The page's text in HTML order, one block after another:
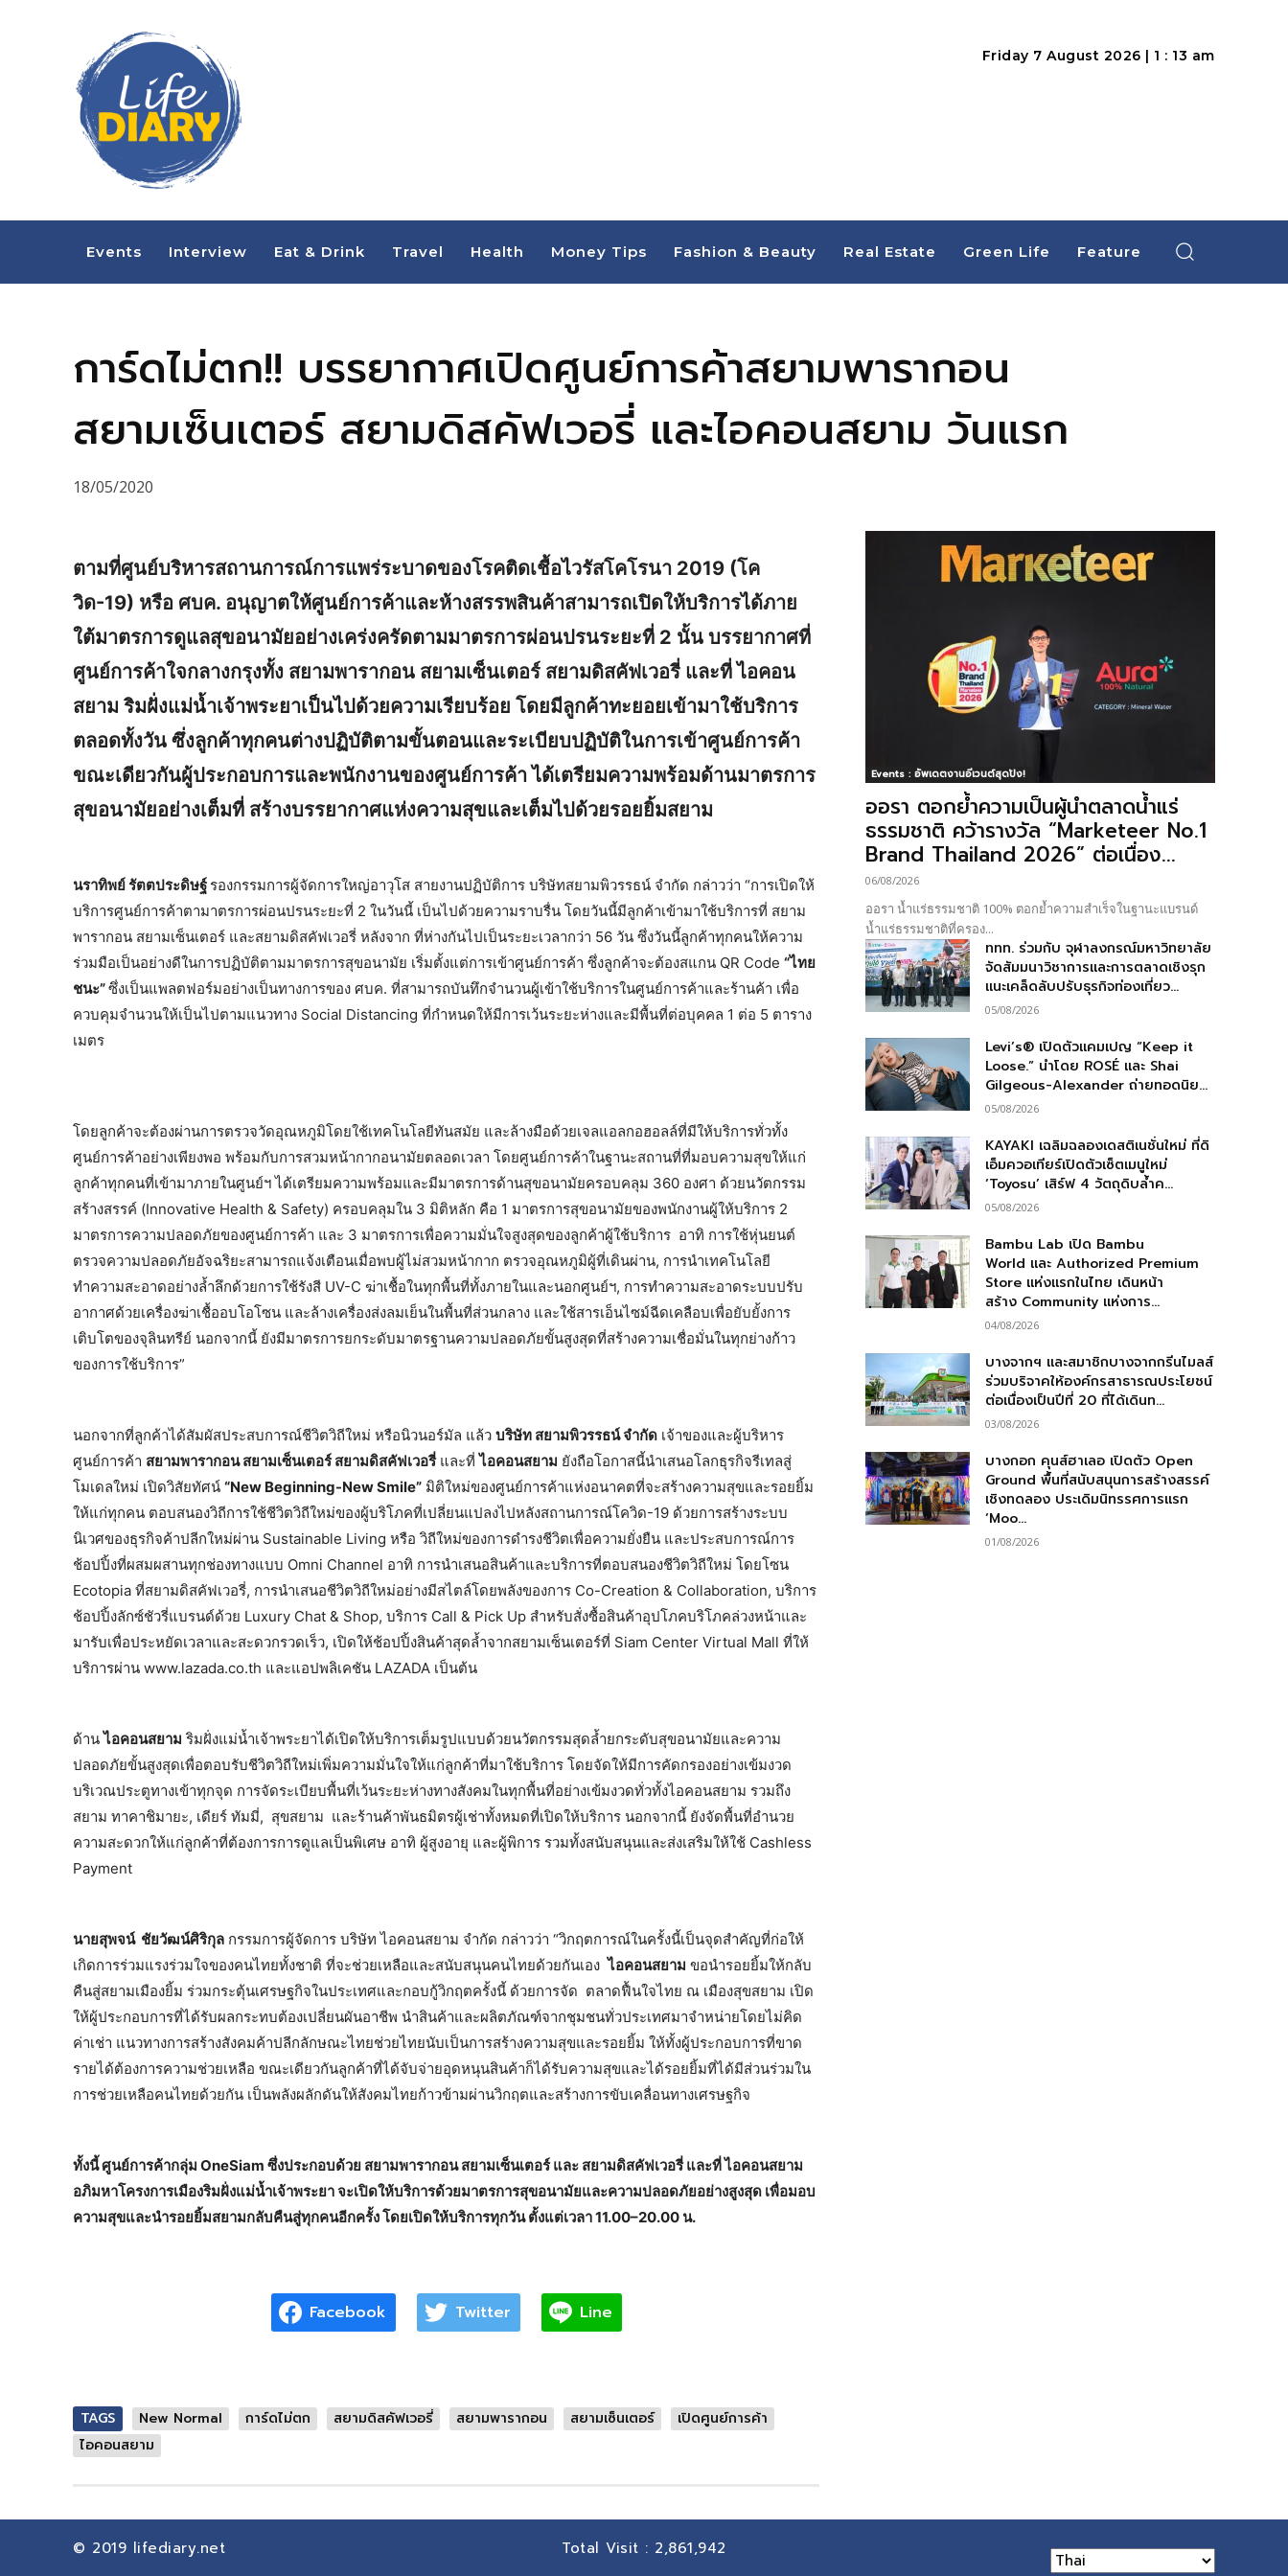
Friday 7 August 2026 | 1 : 13 am
Events Interview Eat & Drink Travel Health Money Tips Fashion & Beauty Real Estate Green Life Feature
การ์ดไม่ตก!! บรรยากาศเปิดศูนย์การค้าสยามพารากอน
สยามเซ็นเตอร์ สยามดิสคัฟเวอรี่ และไอคอนสยาม วันแรก
18/05/2020
ตามที่ศูนย์บริหารสถานการณ์การแพร่ระบาดของโรคติดเชื้อไวรัสโคโรนา 2019 (โค
วิด-19) หรือ ศบค. อนุญาตให้ศูนย์การค้าและห้างสรรพสินค้าสามารถเปิดให้บริการได้ภาย
ใต้มาตรการดูแลสุขอนามัยอย่างเคร่งครัดตามมาตรการผ่อนปรนระยะที่ 2 นั้น บรรยากาศที่
ศูนย์การค้าใจกลางกรุงทั้ง สยามพารากอน สยามเซ็นเตอร์ สยามดิสคัฟเวอรี่ และที่ ไอคอน
สยาม ริมฝั่งแม่น้ำเจ้าพระยาเป็นไปด้วยความเรียบร้อย โดยมีลูกค้าทะยอยเข้ามาใช้บริการ
ตลอดทั้งวัน ซึ่งลูกค้าทุกคนต่างปฏิบัติตามขั้นตอนและระเบียบปฏิบัติในการเข้าศูนย์การค้า
ขณะเดียวกันผู้ประกอบการและพนักงานของศูนย์การค้า ได้เตรียมความพร้อมด้านมาตรการ
สุขอนามัยอย่างเต็มที่ สร้างบรรยากาศแห่งความสุขและเต็มไปด้วยรอยยิ้มสยาม
นราทิพย์ รัตตประดิษฐ์ รองกรรมการผู้จัดการใหญ่อาวุโส สายงานปฏิบัติการ บริษัทสยามพิวรรธน์ จำกัด กล่าวว่า “การเปิดให้
บริการศูนย์การค้าตามาตรการผ่อนปรนระยะที่ 2 ในวันนี้ เป็นไปด้วยความราบรื่น โดยวันนี้มีลูกค้าเข้ามาใช้บริการที่ สยาม
พารากอน สยามเซ็นเตอร์ และสยามดิสคัฟเวอรี่ หลังจาก ที่ห่างกันไปเป็นระยะเวลากว่า 56 วัน ซึ่งวันนี้ลูกค้าทุกคนให้ความ
ร่วมมือเป็นอย่างดีในการปฏิบัติตามมาตรการสุขอนามัย เริ่มตั้งแต่การเข้าศูนย์การค้า ซึ่งลูกค้าจะต้องสแกน QR Code “ไทย
ชนะ”ซึ่งเป็นแพลตฟอร์มอย่างเป็นทางการของ ศบค. ที่สามารถบันทึกจำนวนผู้เข้าใช้บริการในศูนย์การค้าและร้านค้า เพื่อ
ควบคุมจำนวนให้เป็นไปตามแนวทาง Social Distancing ที่กำหนดให้มีการเว้นระยะห่างและมีพื้นที่ต่อบุคคล 1 ต่อ 5 ตาราง
เมตร
โดยลูกค้าจะต้องผ่านการตรวจวัดอุณหภูมิโดยใช้เทคโนโลยีทันสมัย และล้างมือด้วยเจลแอลกอฮอลล์ที่มีให้บริการทั่วทั้ง
ศูนย์การค้าอย่างเพียงพอ พร้อมกับการสวมหน้ากากอนามัยตลอดเวลา โดยศูนย์การค้าในฐานะสถานที่ที่มอบความสุขให้แก่
ลูกค้าทุกคนที่เข้ามาภายในศูนย์ฯ ได้เตรียมความพร้อมและมีมาตรการด้านสุขอนามัยครอบคลุม 360 องศา ด้วยนวัตกรรม
สร้างสรรค์ (Innovative Health & Safety) ครอบคลุมใน 3 มิติหลัก คือ 1 มาตรการสุขอนามัยของพนักงานผู้ให้บริการ 2
มาตรการความปลอดภัยของศูนย์การค้า และ 3 มาตรการเพื่อความมั่นใจสูงสุดของลูกค้าผู้ใช้บริการ อาทิ การใช้หุ่นยนต์
ตรวจความปลอดภัยอัจฉริยะสามารถแจ้งเตือนเมื่อพบผู้ไม่สวมหน้ากาก ตรวจอุณหภูมิผู้ที่เดินผ่าน, การนำเทคโนโลยี
ทำความสะอาดอย่างล้ำลึกด้วยการใช้รังสี UV-C ฆ่าเชื้อในทุกพื้นที่ทั้งภายในและนอกศูนย์ฯ, การทำความสะอาดระบบปรับ
อากาศด้วยเครื่องฆ่าเชื้ออบโอโซน และล้างเครื่องส่งลมเย็นในพื้นที่ส่วนกลาง และใช้สารเอ็นไซม์ฉีดเคลือบเพื่อยับยั้งการ
เติบโตของจุลินทรีย์ นอกจากนี้ ยังมีมาตรการยกระดับมาตรฐานความปลอดภัยขั้นสูงสุดที่สร้างความเชื่อมั่นในทุกย่างก้าว
ของการใช้บริการ”
นอกจากที่ลูกค้าได้สัมผัสประสบการณ์ชีวิตวิถีใหม่ หรือนิวนอร์มัล แล้ว บริษัท สยามพิวรรธน์ จำกัด เจ้าของและผู้บริหาร
ศูนย์การค้า สยามพารากอน สยามเซ็นเตอร์ สยามดิสคัฟเวอรี่และที่ไอคอนสยาม ยังถือโอกาสนี้นำเสนอโลกธุรกิจรีเทลสู่
โมเดลใหม่ เปิดวิสัยทัศน์ “New Beginning-New Smile” มิติใหม่ของศูนย์การค้าแห่งอนาคตที่จะสร้างความสุขและรอยยิ้ม
ให้แก่ทุกคน ตอบสนองวิถีการใช้ชีวิตวิถีใหม่ของผู้บริโภคที่เปลี่ยนแปลงไปหลังสถานการณ์โควิด-19 ด้วยการสร้างระบบ
นิเวศของธุรกิจค้าปลีกใหม่ผ่าน Sustainable Living หรือ วิถีใหม่ของการดำรงชีวิตเพื่อความยั่งยืน และประสบการณ์การ
ช้อปปิ้งที่ผสมผสานทุกช่องทางแบบ Omni Channel อาทิ การนำเสนอสินค้าและบริการที่ตอบสนองชีวิตวิถีใหม่ โดยโซน
Ecotopia ที่สยามดิสคัฟเวอรี่, การนำเสนอชีวิตวิถีใหม่อย่างมีสไตล์โดยพลังของการ Co-Creation & Collaboration, บริการ
ช้อปปิ้งลักซ์ชัวรี่แบรนด์ด้วย Luxury Chat & Shop, บริการ Call & Pick Up สำหรับสั่งซื้อสินค้าอุปโภคบริโภคล่วงหน้าและ
มารับเพื่อประหยัดเวลาและสะดวกรวดเร็ว, เปิดให้ช้อปปิ้งสินค้าสุดล้ำจากสยามเซ็นเตอร์ที่ Siam Center Virtual Mall ที่ให้
บริการผ่าน www.lazada.co.th และแอปพลิเคชัน LAZADA เป็นต้น
ด้านไอคอนสยาม ริมฝั่งแม่น้ำเจ้าพระยาได้เปิดให้บริการเต็มรูปแบบด้วยนวัตกรรมสุดล้ำยกระดับสุขอนามัยและความ
ปลอดภัยขั้นสูงสุดเพื่อตอบรับชีวิตวิถีใหม่เพิ่มความมั่นใจให้แก่ลูกค้าที่มาใช้บริการ โดยจัดให้มีการคัดกรองอย่างเข้มงวด
บริเวณประตูทางเข้าทุกจุด การจัดระเบียบพื้นที่เว้นระยะห่างทางสังคมในทุกพื้นที่อย่างเข้มงวดทั่วทั้งไอคอนสยาม รวมถึง
สยาม ทาคาชิมายะ, เดียร์ ทัมมี่, สุขสยาม และร้านค้าพันธมิตรผู้เช่าทั้งหมดที่เปิดให้บริการ นอกจากนี้ ยังจัดพื้นที่อำนวย
ความสะดวกให้แก่ลูกค้าที่ต้องการการดูแลเป็นพิเศษ อาทิ ผู้สูงอายุ และผู้พิการ รวมทั้งสนับสนุนและส่งเสริมให้ใช้ Cashless
Payment
นายสุพจน์ ชัยวัฒน์ศิริกุล กรรมการผู้จัดการ บริษัท ไอคอนสยาม จำกัด กล่าวว่า “วิกฤตการณ์ในครั้งนี้เป็นจุดสำคัญที่ก่อให้
เกิดการร่วมแรงร่วมใจของคนไทยทั้งชาติ ที่จะช่วยเหลือและสนับสนุนคนไทยด้วยกันเองไอคอนสยาม ขอนำรอยยิ้มให้กลับ
คืนสู่สยามเมืองยิ้ม ร่วมกระตุ้นเศรษฐกิจในประเทศและกอบกู้วิกฤตครั้งนี้ ด้วยการจัด ตลาดฟื้นใจไทย ณ เมืองสุขสยาม เปิด
ให้ผู้ประกอบการที่ได้รับผลกระทบต้องเปลี่ยนผันอาชีพ นำสินค้าและผลิตภัณฑ์จากชุมชนทั่วประเทศมาจำหน่ายโดยไม่คิด
ค่าเช่า แนวทางการสร้างสังคมค้าปลีกลักษณะไทยช่วยไทยนับเป็นการสร้างความสุขและรอยยิ้ม ให้ทั้งผู้ประกอบการที่ขาด
รายได้ต้องการความช่วยเหลือ ขณะเดียวกันลูกค้าที่ได้จับจ่ายอุดหนุนสินค้าก็ได้รับความสุขและได้รอยยิ้มที่ได้มีส่วนร่วมใน
การช่วยเหลือคนไทยด้วยกัน เป็นพลังผลักดันให้สังคมไทยก้าวข้ามผ่านวิกฤตและสร้างการขับเคลื่อนทางเศรษฐกิจ
ทั้งนี้ ศูนย์การค้ากลุ่ม OneSiam ซึ่งประกอบด้วย สยามพารากอน สยามเซ็นเตอร์ และ สยามดิสคัฟเวอรี่ และที่ ไอคอนสยาม
อภิมหาโครงการเมืองริมฝั่งแม่น้ำเจ้าพระยา จะเปิดให้บริการด้วยมาตรการสุขอนามัยและความปลอดภัยอย่างสูงสุด เพื่อมอบ
ความสุขและนำรอยยิ้มสยามกลับคืนสู่ทุกคนอีกครั้ง โดยเปิดให้บริการทุกวัน ตั้งแต่เวลา 11.00–20.00 น.
Facebook Twitter Line
TAGS New Normal การ์ดไม่ตก สยามดิสคัฟเวอรี่ สยามพารากอน สยามเซ็นเตอร์
เปิดศูนย์การค้า
ไอคอนสยาม
Events : อัพเดตงานอีเวนต์สุดปัง!
ออรา ตอกย้ำความเป็นผู้นำตลาดน้ำแร่
ธรรมชาติ คว้ารางวัล “Marketeer No.1
Brand Thailand 2026” ต่อเนื่อง...
06/08/2026
ออรา น้ำแร่ธรรมชาติ 100% ตอกย้ำความสำเร็จในฐานะแบรนด์
น้ำแร่ธรรมชาติที่ครอง...
ททท. ร่วมกับ จุฬาลงกรณ์มหาวิทยาลัย
จัดสัมมนาวิชาการและการตลาดเชิงรุก
แนะเคล็ดลับปรับธุรกิจท่องเที่ยว...
05/08/2026
Levi’s® เปิดตัวแคมเปญ “Keep it
Loose.” นำโดย ROSÉ และ Shai
Gilgeous-Alexander ถ่ายทอดนิย...
05/08/2026
KAYAKI เฉลิมฉลองเดสติเนชั่นใหม่ ที่ดิ
เอ็มควอเทียร์เปิดตัวเซ็ตเมนูใหม่
‘Toyosu’ เสิร์ฟ 4 วัตถุดิบล้ำค...
05/08/2026
Bambu Lab เปิด Bambu
World และ Authorized Premium
Store แห่งแรกในไทย เดินหน้า
สร้าง Community แห่งการ...
04/08/2026
บางจากฯ และสมาชิกบางจากกรีนไมลส์
ร่วมบริจาคให้องค์กรสาธารณประโยชน์
ต่อเนื่องเป็นปีที่ 20 ที่ได้เดินท...
03/08/2026
บางกอก คุนส์ฮาเลอ เปิดตัว Open
Ground พื้นที่สนับสนุนการสร้างสรรค์
เชิงทดลอง ประเดิมนิทรรศการแรก
‘Moo...
01/08/2026
© 2019 lifediary.net Total Visit : 2,861,942